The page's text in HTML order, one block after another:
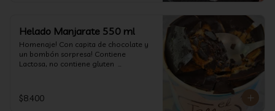
Helado Manjarate 550 ml
Homenaje! Con capita de chocolate y
un bombón sorpresa! Contiene
Lactosa, no contiene gluten
$8.400